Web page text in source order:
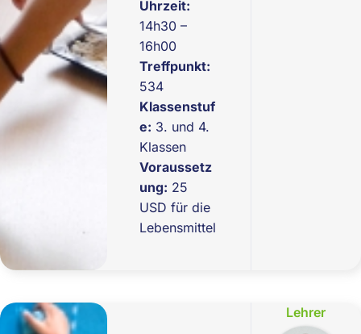
Uhrzeit:
14h30 –
16h00
Treffpunkt:
534
Klassenstuf
e: 3. und 4.
Klassen
Voraussetz
ung: 25
USD für die
Lebensmittel
Lehrer